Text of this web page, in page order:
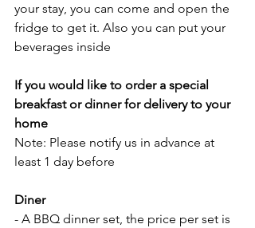
your stay, you can come and open the
fridge to get it. Also you can put your
beverages inside
If you would like to order a special
breakfast or dinner for delivery to your
home
Note: Please notify us in advance at
least 1 day before
Diner
- A BBQ dinner set, the price per set is